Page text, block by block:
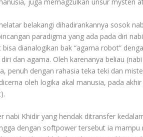
belakangi dihadirankannya sosok
paradigma yang ada pada diri
dianalogikan bak “agama robot”
dan agama. Oleh karenanya beliau
penuh dengan rahasia teka teki dan
oleh logika akal manusia, pada
nabi Khidir yang hendak ditransfer
dengan softpower tersebut ia